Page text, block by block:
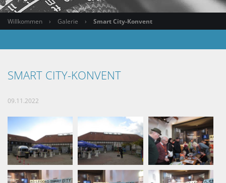
Willkommen › Galerie › Smart City-Konvent
SMART CITY-KONVENT
09.11.2022